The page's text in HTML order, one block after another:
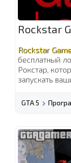
Rockstar
Rockstar
бесплатный
Рокстар,
запускать
GTA 5